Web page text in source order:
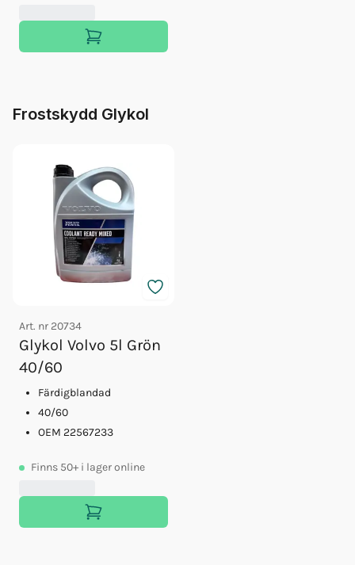
Frostskydd Glykol
Art. nr 20734
Glykol Volvo 5l Grön
40/60
Färdigblandad
40/60
OEM 22567233
Finns 50+ i lager online